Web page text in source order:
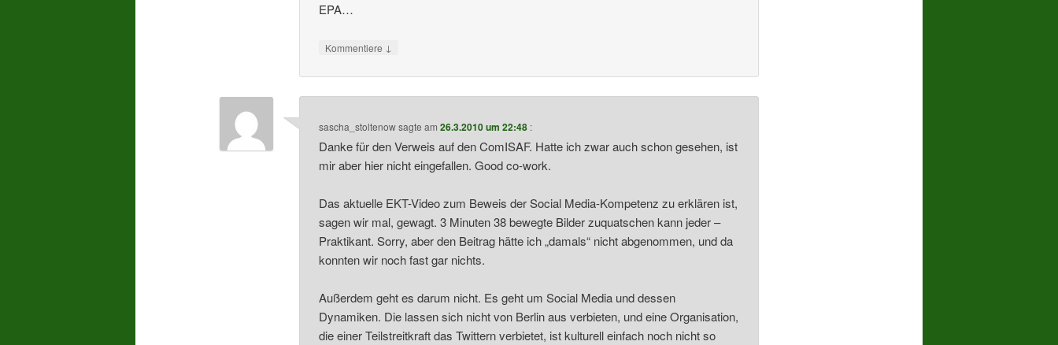
EPA…
Kommentiere ↓
sascha_stoltenowsagte am26.3.2010 um 22:48 :
Danke für den Verweis auf den ComISAF. Hatte ich zwar auch schon gesehen, ist
mir aber hier nicht eingefallen. Good co-work.
Das aktuelle EKT-Video zum Beweis der Social Media-Kompetenz zu erklären ist,
sagen wir mal, gewagt. 3 Minuten 38 bewegte Bilder zuquatschen kann jeder –
Praktikant. Sorry, aber den Beitrag hätte ich „damals“ nicht abgenommen, und da
konnten wir noch fast gar nichts.
Außerdem geht es darum nicht. Es geht um Social Media und dessen
Dynamiken. Die lassen sich nicht von Berlin aus verbieten, und eine Organisation,
die einer Teilstreitkraft das Twittern verbietet, ist kulturell einfach noch nicht so